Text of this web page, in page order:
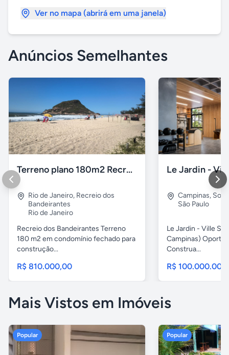
Ver no mapa (abrirá em uma janela)
Anúncios Semelhantes
Terreno plano 180m2 Recreio dos Bandeirantes
Rio de Janeiro, Recreio dos
Bandeirantes
Rio de Janeiro
Recreio dos Bandeirantes Terreno
180 m2 em condomínio fechado para
construção...
R$ 810.000,00
Campinas,
São Paulo
Le Jardin - Ville
Campinas)
Construa...
R$
Mais Vistos em Imóveis
Popular Popular